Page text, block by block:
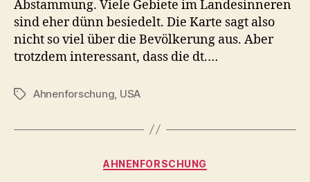
Abstammung. Viele Gebiete im Landesinneren
sind eher dünn besiedelt. Die Karte sagt also
nicht so viel über die Bevölkerung aus. Aber
trotzdem interessant, dass die dt.…
Schlagwörter
Ahnenforschung USA
Kategorien
AHNENFORSCHUNG